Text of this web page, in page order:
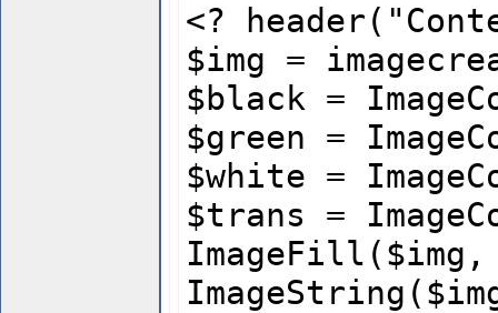
<?
$img =
$black =
$green =
$white =
$trans =